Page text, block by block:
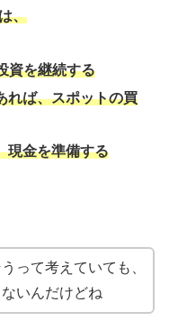
、
資を継続する
れば、スポットの買
現金を準備する
って考えていても、
いんだけどね